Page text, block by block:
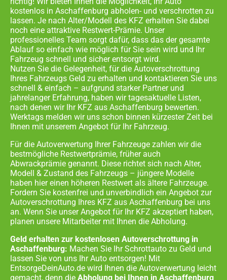
kostenlos in Aschaffenburg abholen- und verschrotten zu
lassen. Je nach Alter/Modell des KFZ erhalten Sie dabei
noch eine attraktive Restwert-Prämie. Unser
professionelles Team sorgt dafür, dass das der gesamte
Ablauf so einfach wie möglich für Sie sein wird und Ihr
Fahrzeug schnell und sicher entsorgt wird.
Nutzen Sie die Gelegenheit, für die Autoverschrottung
Ihres Fahrzeugs Geld zu erhalten und kontaktieren Sie uns
schnell & einfach – aufgrund starker Partner und
jahrelanger Erfahrung, haben wir tagesaktuelle Listen,
nach denen wir Ihr KFZ aus Aschaffenburg bewerten.
Werktags melden wir uns schon binnen kürzester Zeit bei
Ihnen mit unserem Angebot für Ihr Fahrzeug.
Für die Autoverwertung Ihrer Fahrzeuge zahlen wir die
bestmögliche Restwertprämie, früher auch
Abwrackprämie genannt. Diese richtet sich nach Alter,
Modell & Zustand des Fahrzeugs – jüngere Modelle
haben hier einen höheren Restwert als ältere Fahrzeuge.
Fordern Sie kostenfrei und unverbindlich ein Angebot zur
Autoverschrottung Ihres KFZ aus Aschaffenburg bei uns
an. Wenn Sie unser Angebot für Ihr KFZ akzeptiert haben,
planen unsere Mitarbeiter mit Ihnen die Abholung.
Geld erhalten zur kostenlosen Autoverschrottung in
Aschaffenburg: Machen Sie Ihr Schrottauto zu Geld und
lassen Sie von uns Ihr Auto entsorgen! Mit
EntsorgeDeinAuto.de wird Ihnen die Autoverwertung leicht
gemacht, denn die Abholung bei Ihnen in Aschaffenburg